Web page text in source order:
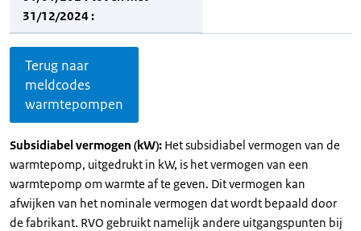
31/12/2024 :
Terug naar
meldcodes
warmtepompen
Subsidiabel vermogen (kW): Het subsidiabel vermogen van de
warmtepomp, uitgedrukt in kW, is het vermogen van een
warmtepomp om warmte af te geven. Dit vermogen kan
afwijken van het nominale vermogen dat wordt bepaald door
de fabrikant. RVO gebruikt namelijk andere uitgangspunten bij